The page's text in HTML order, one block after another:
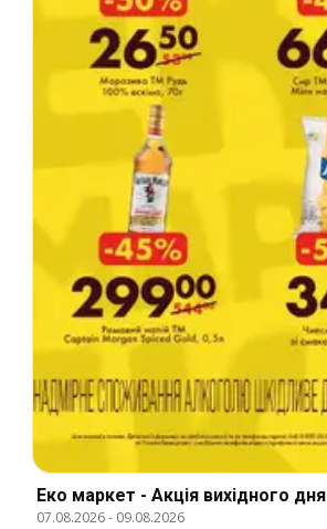
Еко маркет - Акція вихідного дня
07.08.2026- 09.08.2026